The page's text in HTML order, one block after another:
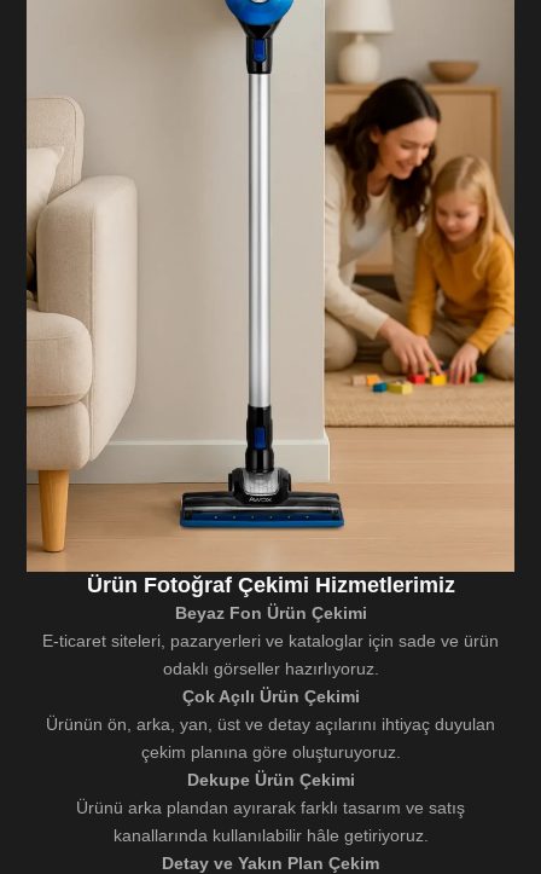
Ürün Fotoğraf Çekimi Hizmetlerimiz
Beyaz Fon Ürün Çekimi
E-ticaret siteleri, pazaryerleri ve kataloglar için sade ve ürün
odaklı görseller hazırlıyoruz.
Çok Açılı Ürün Çekimi
Ürünün ön, arka, yan, üst ve detay açılarını ihtiyaç duyulan
çekim planına göre oluşturuyoruz.
Dekupe Ürün Çekimi
Ürünü arka plandan ayırarak farklı tasarım ve satış
kanallarında kullanılabilir hâle getiriyoruz.
Detay ve Yakın Plan Çekim